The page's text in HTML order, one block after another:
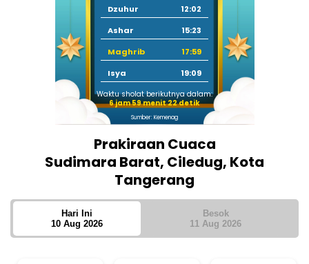
Dzuhur
12:02
Ashar
15:23
Maghrib
17:59
Isya
19:09
Waktu sholat berikutnya dalam:
6 jam 59 menit 21 detik
Sumber: Kemenag
Prakiraan Cuaca
Sudimara Barat, Ciledug, Kota
Tangerang
Hari Ini
10 Aug 2026
Besok
11 Aug 2026